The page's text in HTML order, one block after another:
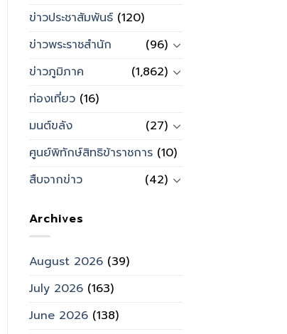
ข่าวประชาสัมพันธ์(120)
ข่าวพระราชสำนัก
(96)
ข่าวภูมิภาค
(1,862)
ท่องเที่ยว(16)
มนต์ขลัง
(27)
ศูนย์พิทักษ์สิทธิข้าราชการ(10)
สืบจากข่าว
(42)
Archives
August 2026(39)
July 2026(163)
June 2026(138)